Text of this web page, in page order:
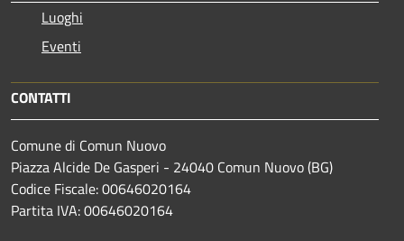
Luoghi
Eventi
CONTATTI
Comune di Comun Nuovo
Piazza Alcide De Gasperi - 24040 Comun Nuovo (BG)
Codice Fiscale: 00646020164
Partita IVA: 00646020164